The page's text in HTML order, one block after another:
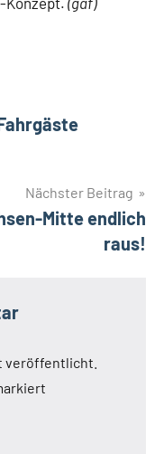
Nächster Beitrag
Mitte endlich
raus!
veröffentlicht.